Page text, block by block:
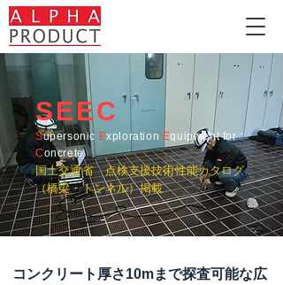
SEEC
Supersonic Exploration Equipment for
Concrete
国土交通省 点検支援技術性能カタログ
（橋梁・トンネル）掲載
コンクリート厚さ10mまで探査可能な広